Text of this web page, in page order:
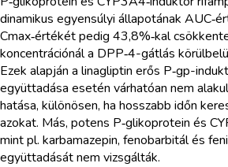
dinamikus egyensúlyi állapotának
Cmax‑értékét pedig 43,8%‑kal
koncentrációnál a DPP‑4-gátlás
Ezek alapján a linagliptin erős P‑gp-
együttadása esetén várhatóan nem
hatása, különösen, ha hosszabb időn
azokat. Más, potens P‑glikoprotein és
mint pl. karbamazepin, fenobarbitál és
együttadását nem vizsgálták.